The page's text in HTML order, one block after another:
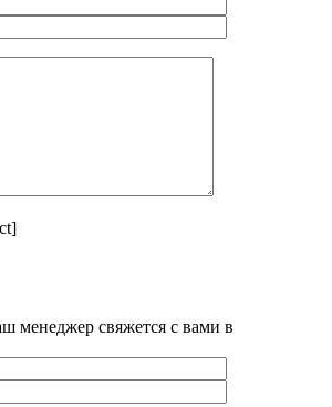
менеджер свяжется с вами в